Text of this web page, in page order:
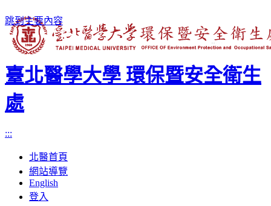
跳到主要內容
臺北醫學大學 環保暨安全衛生
處
:::
北醫首頁
網站導覽
English
登入